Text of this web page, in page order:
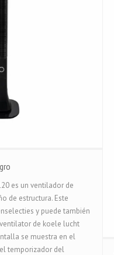
es un ventilador de
de estructura. Este
y puede también
de koele lucht
se muestra en el
temporizador del